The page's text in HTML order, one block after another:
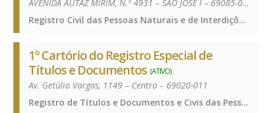
AVENIDA AUTAZ MIRIM, N.º 4931 – SÃO JOSÉ I – 69085-000
Registro Civil das Pessoas Naturais e de Interdições e Tutelas, Registro Civil das Pessoas Naturais e de Interdições e Tutelas, Registro Civil das Pessoas Naturais e de Interdições e Tutelas, Registro Civil das Pessoas Naturais e de Interdições e Tutelas
1º Cartório do Registro Especial de
Títulos e Documentos (ATIVO)
Av. Getúlio Vargas, 1149 – Centro – 69020-011
Registro de Títulos e Documentos e Civis das Pessoas Jurídicas, Registro de Títulos e Documentos e Civis das Pessoas Jurídicas, Registro de Títulos e Documentos e Civis das Pessoas Jurídicas, Registro de Títulos e Documentos e Civis das Pessoas Jurídicas